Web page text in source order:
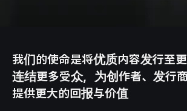
我们的使命是将优质内容发行至更
连结更多受众，为创作者、发行商
提供更大的回报与价值